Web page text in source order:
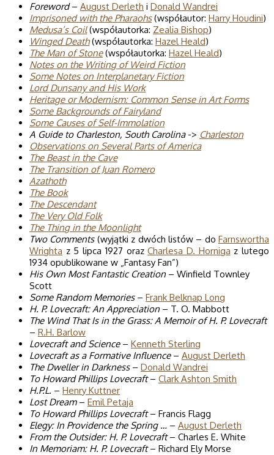
Foreword– August Derleth i Donald Wandrei
Imprisoned with the Pharaohs(współautor: Harry Houdini)
Medusa’s Coil(współautorka: Zealia Bishop)
Winged Death(współautorka: Hazel Heald)
The Man of Stone(współautorka: Hazel Heald)
Notes on the Writing of Weird Fiction
Some Notes on Interplanetary Fiction
Lord Dunsany and His Work
Heritage or Modernism: Common Sense in Art Forms
Some Backgrounds of Fairyland
Some Causes of Self-Immolation
A Guide to Charleston, South Carolina-> Charleston
Observations on Several Parts of America
The Beast in the Cave
The Transition of Juan Romero
Azathoth
The Book
The Descendant
The Very Old Folk
The Thing in the Moonlight
Two Comments(wyjątki z dwóch listów – do Farnswortha
Wrighta z 5 lipca 1927 orazCharlesa D. Horniga z lutego
1934 opublikowane w „Fantasy Fan”)
His Own Most Fantastic Creation – Winfield Townley
Scott
Some Random Memories– Frank Belknap Long
H. P. Lovecraft: An Appreciation – T. O. Mabbott
The Wind That Is in the Grass: A Memoir of H. P. Lovecraft
– R.H. Barlow
Lovecraft and Science– Kenneth Sterling
Lovecraft as a Formative Influence– August Derleth
The Dweller in Darkness– Donald Wandrei
To Howard Phillips Lovecraft– Clark Ashton Smith
H.P.L. – Henry Kuttner
Lost Dream– Emil Petaja
To Howard Phillips Lovecraft– Francis Flagg
Elegy: In Providence the Spring … – August Derleth
From the Outsider: H. P. Lovecraft– Charles E. White
In Memoriam: H. P. Lovecraft– Richard Ely Morse